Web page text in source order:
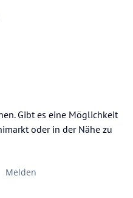
Gibt es eine Möglichkeit
oder in der Nähe zu
Melden